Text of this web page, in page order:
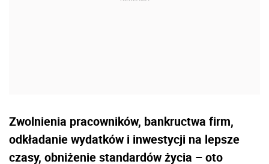
Zwolnienia pracowników, bankructwa firm,
odkładanie wydatków i inwestycji na lepsze
czasy, obniżenie standardów życia – oto